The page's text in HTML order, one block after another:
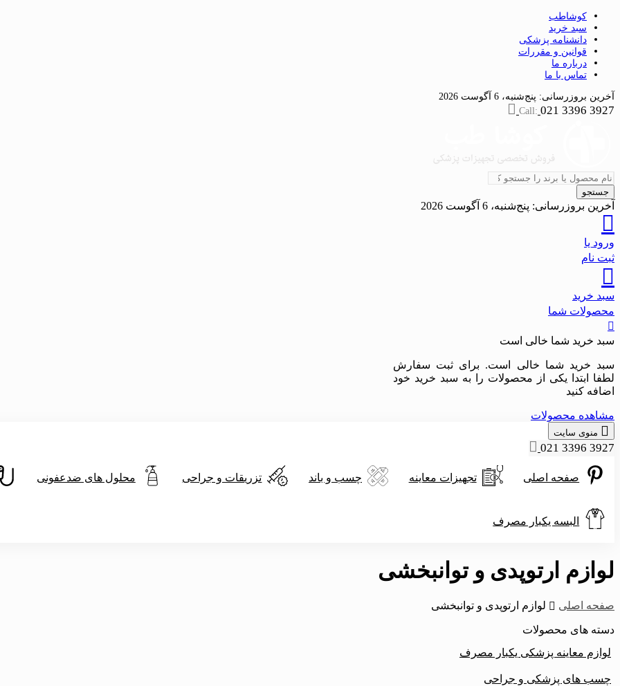
کوشاطب
سبد خرید
دانشنامه پزشکی
قوانین و مقررات
درباره ما
تماس با ما
آخرین بروزرسانی: پنج‌شنبه، 6 آگوست 2026
Call: 021 3396 3927
جستجو
آخرین بروزرسانی: پنج‌شنبه، 6 آگوست 2026
ورود یا
ثبت نام
سبد خرید
محصولات شما
سبد خرید شما خالی است
سبد خرید شما خالی است. برای ثبت سفارش
لطفا ابتدا یکی از محصولات را به سبد خرید خود
اضافه کنید
مشاهده محصولات
منوی سایت
021 3396 3927
صفحه اصلی تجهیزات معاینه چسب و باند تزریقات و جراحی محلول های ضدعفونی
البسه یکبار مصرف
لوازم ارتوپدی و توانبخشی
صفحه اصلی لوازم ارتوپدی و توانبخشی
دسته های محصولات
لوازم معاینه پزشکی یکبار مصرف
چسب های پزشکی و جراحی